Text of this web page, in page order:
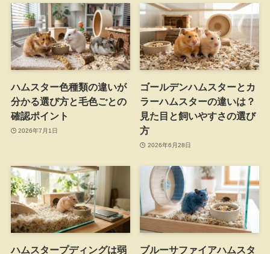
ハムスター色種類の違いが
分かる選び方と毛色ごとの
確認ポイント
2026年7月1日
ゴールデンハムスターとカ
ラーハムスターの違いは？
見た目と飼いやすさの選び
方
2026年6月28日
ハムスタープディングは弱
ブルーサファイアハムスタ